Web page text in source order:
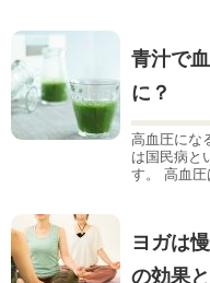
青汁で
に？
高血圧にな
は国民病と
す。 高血圧
ヨガは
の効果